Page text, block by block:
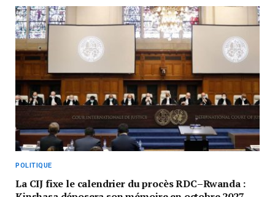
POLITIQUE
La CIJ fixe le calendrier du procès RDC–Rwanda :